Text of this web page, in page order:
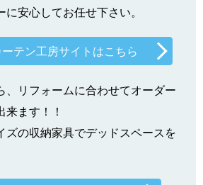
安心してお任せ下さい。
テン工房サイトはこちら
、リフォームに合わせてオーダー
ます！！
ズの収納家具でデッドスペースを